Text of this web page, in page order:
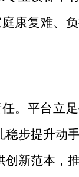
康复难、
。平台立
步提升动
新范本，